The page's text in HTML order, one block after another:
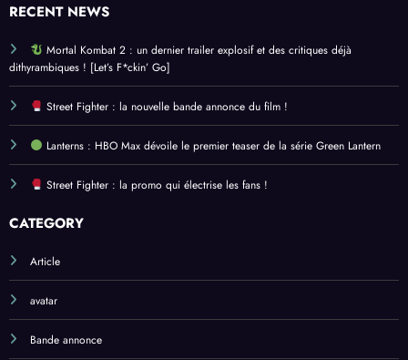
RECENT NEWS
Mortal Kombat 2 : un dernier trailer explosif et des critiques déjà
dithyrambiques ! [Let’s F*ckin’ Go]
Street Fighter : la nouvelle bande annonce du film !
Lanterns : HBO Max dévoile le premier teaser de la série Green Lantern
Street Fighter : la promo qui électrise les fans !
CATEGORY
Article
avatar
Bande annonce